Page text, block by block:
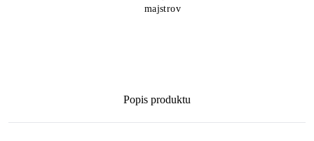
majstrov
Popis produktu